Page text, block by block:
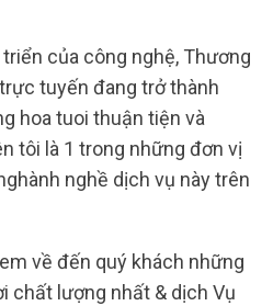
của công nghệ, Thương
tuyến đang trở thành
hoa tuoi thuận tiện và
tôi là 1 trong những đơn vị
nghề dịch vụ này trên
về đến quý khách những
chất lượng nhất & dịch Vụ